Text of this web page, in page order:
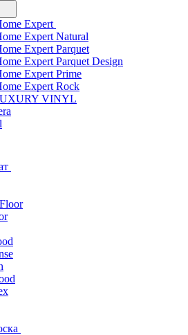
Expert
Expert Natural
Expert Parquet
Expert Parquet Design
Expert Prime
Expert Rock
VINYL